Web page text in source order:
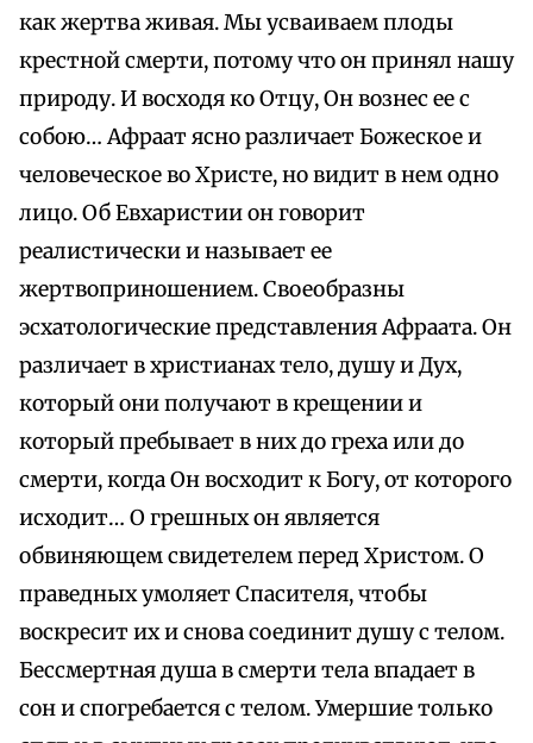
как жертва живая. Мы усваиваем плоды
крестной смерти, потому что он принял нашу
природу. И восходя ко Отцу, Он вознес ее с
собою… Афраат ясно различает Божеское и
человеческое во Христе, но видит в нем одно
лицо. Об Евхаристии он говорит
реалистически и называет ее
жертвоприношением. Своеобразны
эсхатологические представления Афраата. Он
различает в христианах тело, душу и Дух,
который они получают в крещении и
который пребывает в них до греха или до
смерти, когда Он восходит к Богу, от которого
исходит… О грешных он является
обвиняющем свидетелем перед Христом. О
праведных умоляет Спасителя, чтобы
воскресит их и снова соединит душу с телом.
Бессмертная душа в смерти тела впадает в
сон и спогребается с телом. Умершие только